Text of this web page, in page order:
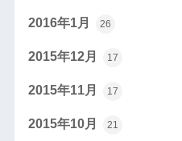
2016年1月 26
2015年12月 17
2015年11月 17
2015年10月 21